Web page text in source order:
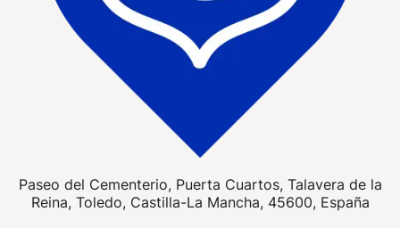
Paseo del Cementerio, Puerta Cuartos, Talavera de la
Reina, Toledo, Castilla-La Mancha, 45600, España